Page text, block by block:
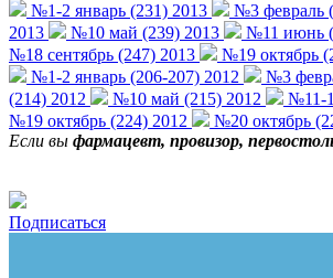
№1-2 январь (231) 2013
№3 февраль
2013
№10 май (239) 2013 №11 июнь
№18 сентябрь (247) 2013
№19 октябрь
№1-2 январь (206-207) 2012
№3
(214) 2012
№10 май (215) 2012 №11-
№19 октябрь (224) 2012
№20 октябрь
Если вы фармацевт, провизор,
Подписаться